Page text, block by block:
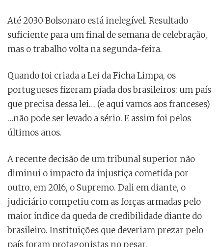
Até 2030 Bolsonaro está inelegível. Resultado
suficiente para um final de semana de celebração,
mas o trabalho volta na segunda-feira.
Quando foi criada a Lei da Ficha Limpa, os
portugueses fizeram piada dos brasileiros: um país
que precisa dessa lei… (e aqui vamos aos franceses)
…não pode ser levado a sério. E assim foi pelos
últimos anos.
A recente decisão de um tribunal superior não
diminui o impacto da injustiça cometida por
outro, em 2016, o Supremo. Dali em diante, o
judiciário competiu com as forças armadas pelo
maior índice da queda de credibilidade diante do
brasileiro. Instituições que deveriam prezar pelo
país foram protagonistas no pesar.